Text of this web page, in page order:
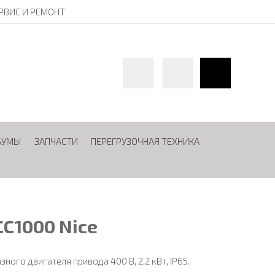
И РЕМОНТ
ЗАПЧАСТИ
ПЕРЕГРУЗОЧНАЯ ТЕХНИКА
Nice
двигателя привода 400 В, 2,2 кВт, IP65.